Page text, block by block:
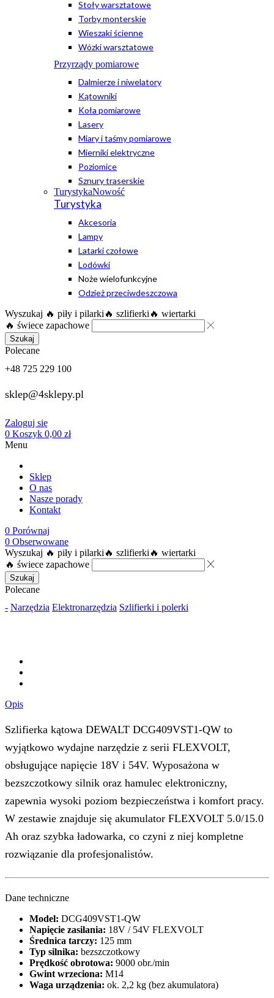
Stoły warsztatowe
Torby monterskie
Wieszaki ścienne
Wózki warsztatowe
Przyrządy pomiarowe
Dalmierze i niwelatory
Kątowniki
Koła pomiarowe
Lasery
Miary i taśmy pomiarowe
Mierniki elektryczne
Poziomice
Sznury traserskie
TurystykaNowość
Turystyka
Akcesoria
Lampy
Latarki czołowe
Lodówki
Noże wielofunkcyjne
Odzież przeciwdeszczowa
Wyszukaj 🔥 piły i pilarki 🔥 szlifierki 🔥 wiertarki
🔥 świece zapachowe
Szukaj
Polecane
+48 725 229 100
sklep@4sklepy.pl
Zaloguj się
0 Koszyk 0,00 zł
Menu
Sklep
O nas
Nasze porady
Kontakt
0 Porównaj
0 Obserwowane
Wyszukaj 🔥 piły i pilarki 🔥 szlifierki 🔥 wiertarki
🔥 świece zapachowe
Szukaj
Polecane
- Narzędzia Elektronarzędzia Szlifierki i polerki
Opis
Szlifierka kątowa DEWALT DCG409VST1-QW to
wyjątkowo wydajne narzędzie z serii FLEXVOLT,
obsługujące napięcie 18V i 54V. Wyposażona w
bezszczotkowy silnik oraz hamulec elektroniczny,
zapewnia wysoki poziom bezpieczeństwa i komfort pracy.
W zestawie znajduje się akumulator FLEXVOLT 5.0/15.0
Ah oraz szybka ładowarka, co czyni z niej kompletne
rozwiązanie dla profesjonalistów.
Dane techniczne
Model: DCG409VST1-QW
Napięcie zasilania: 18V / 54V FLEXVOLT
Średnica tarczy: 125 mm
Typ silnika: bezszczotkowy
Prędkość obrotowa: 9000 obr./min
Gwint wrzeciona: M14
Waga urządzenia: ok. 2,2 kg (bez akumulatora)